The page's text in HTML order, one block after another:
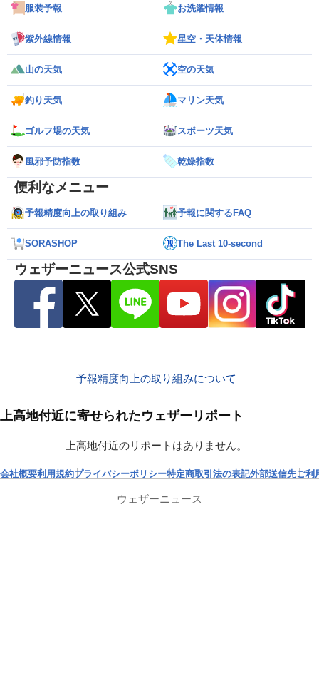
服装予報 お洗濯情報
紫外線情報 星空・天体情報
山の天気 空の天気
釣り天気 マリン天気
ゴルフ場の天気 スポーツ天気
風邪予防指数 乾燥指数
便利なメニュー
予報精度向上の取り組み 予報に関するFAQ
SORASHOP The Last 10-second
ウェザーニュース公式SNS
予報精度向上の取り組みについて
上高地付近に寄せられたウェザーリポート
上高地付近のリポートはありません。
会社概要利用規約プライバシーポリシー特定商取引法の表記外部送信先ご利
ウェザーニュース